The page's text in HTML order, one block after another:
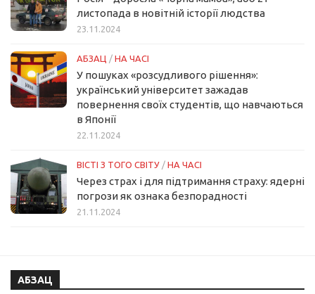
листопада в новітній історії людства
23.11.2024
АБЗАЦ / НА ЧАСІ
У пошуках «розсудливого рішення»:
український університет зажадав
повернення своїх студентів, що навчаються
в Японії
22.11.2024
ВІСТІ З ТОГО СВІТУ / НА ЧАСІ
Через страх і для підтримання страху: ядерні
погрози як ознака безпорадності
21.11.2024
АБЗАЦ